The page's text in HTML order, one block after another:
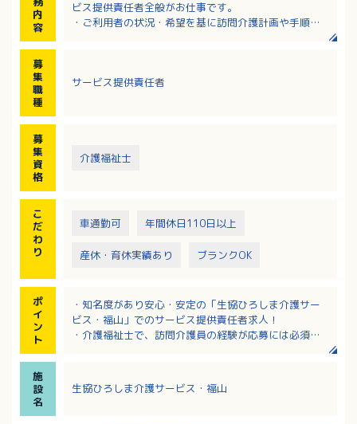
内
容
ビス提供責任者全般がお仕事です。
・ご利用者の状況・希望を基に訪問介護計画や手順書
・事務所内での事務処理作業等
募
集
職
種
サービス提供責任者
募
集
資
格
介護福祉士
こ
だ
わ
り
車通勤可 年間休日110日以上
産休・育休実績あり ブランクOK
ポ
イ
ン
ト
・知名度があり安心・安定の「生協ひろしま介護サー
ビス・福山」でのサービス提供責任者求人！
・介護福祉士で、訪問介護員の経験が応募には必須で
・慶弔休暇・産休育休制度・介護休業制度のほか、短
施
設
名
生協ひろしま介護サービス・福山